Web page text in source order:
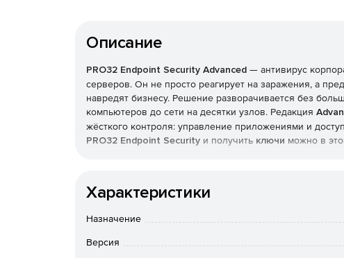
Описание
PRO32 Endpoint Security Advanced — антивирус
серверов. Он не просто реагирует на заражения, а
навредят бизнесу. Решение разворачивается без
компьютеров до сети на десятки узлов. Редакция
жёсткого контроля: управление приложениями и
PRO32 Endpoint Security и получить ключи можно в
В основе — многоуровневая модель: антивирус,
программ-вымогателей, фильтрация почты и интернет-
неизвестные вредоносные программы и эксплойты
Характеристики
Назначение
Версия